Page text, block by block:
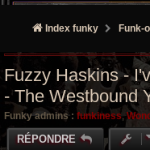
Index funky Funk-
Fuzzy Haskins -
- The Westbound
Funky admins : funkiness,
RÉPONDRE